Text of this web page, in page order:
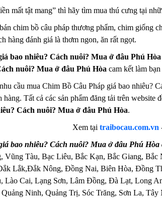
mất tật mang” thì hãy tìm mua thú cưng tại
chim bồ câu pháp thương phẩm, chim giống
hàng đánh giá là thơm ngon, ăn rất ngọt.
bao nhiêu? Cách nuôi? Mua ở đâu Phú Hòa
nuôi? Mua ở đâu Phú Hòa cam kết làm
cầu mua Chim Bồ Câu Pháp giá bao nhiêu?
Tất cả các sản phẩm đăng tải trên
Cách nuôi? Mua ở đâu Phú Hòa.
Xem tại traibocau.com.vn
bao nhiêu? Cách nuôi? Mua ở đâu Phú
Tàu, Bạc Liêu, Bắc Kạn, Bắc Giang,
Lắk,Đắk Nông, Đồng Nai, Biên Hòa, Đồng
Lào Cai, Lạng Sơn, Lâm Đồng, Đà Lạt, Long
Ninh, Quảng Trị, Sóc Trăng, Sơn La,